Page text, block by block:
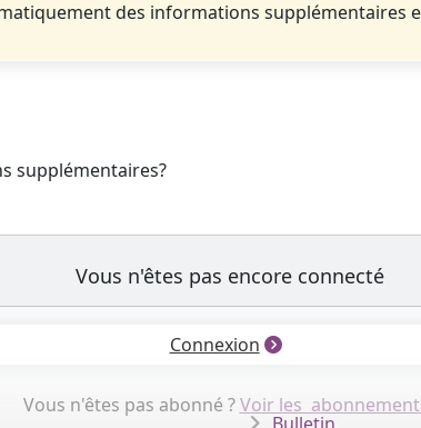
des informations supplémentaires
supplémentaires?
Vous n'êtes pas encore connecté
Connexion
Vous n'êtes pas abonné ?Voir les